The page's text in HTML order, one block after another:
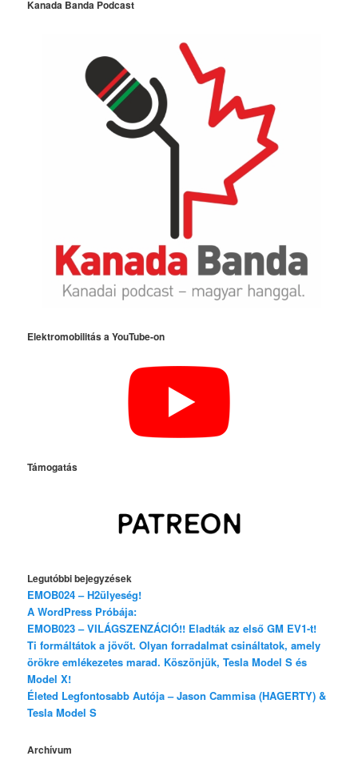
Kanada Banda Podcast
Elektromobilitás a YouTube-on
Támogatás
Legutóbbi bejegyzések
EMOB024 – H2ülyeség!
A WordPress Próbája:
EMOB023 – VILÁGSZENZÁCIÓ!! Eladták az első GM EV1-t!
Ti formáltátok a jövőt. Olyan forradalmat csináltatok, amely
örökre emlékezetes marad. Köszönjük, Tesla Model S és
Model X!
Életed Legfontosabb Autója – Jason Cammisa (HAGERTY) &
Tesla Model S
Archívum